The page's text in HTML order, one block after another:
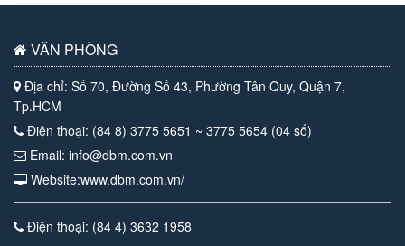
VĂN PHÒNG
Địa chỉ: Số 70, Đường Số 43, Phường Tân Quy, Quận 7,
Tp.HCM
Điện thoại: (84 8) 3775 5651 ~ 3775 5654 (04 số)
Email: info@dbm.com.vn
Website:www.dbm.com.vn/
Điện thoại: (84 4) 3632 1958